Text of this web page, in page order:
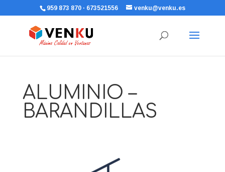
959 873 870 · 673521556 venku@venku.es
ALUMINIO –
BARANDILLAS